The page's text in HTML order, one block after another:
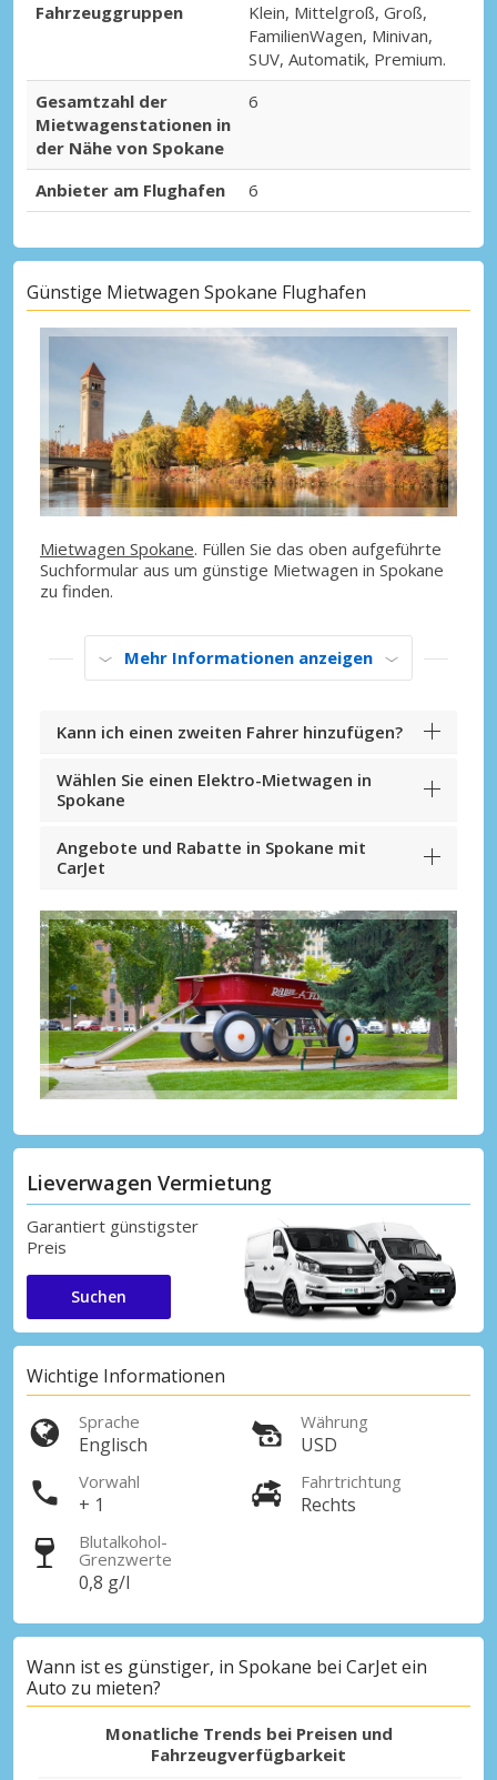
Fahrzeuggruppen
Klein, Mittelgroß, Groß,
FamilienWagen, Minivan,
SUV, Automatik, Premium.
Gesamtzahl der
Mietwagenstationen in
der Nähe von Spokane
6
Anbieter am Flughafen 6
Günstige Mietwagen Spokane Flughafen
Mietwagen Spokane. Füllen Sie das oben aufgeführte
Suchformular aus um günstige Mietwagen in Spokane
zu finden.
Mehr Informationen anzeigen
Kann ich einen zweiten Fahrer hinzufügen?
Wählen Sie einen Elektro-Mietwagen in
Spokane
Angebote und Rabatte in Spokane mit
CarJet
Lieverwagen Vermietung
Garantiert günstigster
Preis
Suchen
Wichtige Informationen
Sprache
Englisch
Währung
USD
Vorwahl
+ 1
Fahrtrichtung
Rechts
Blutalkohol-
Grenzwerte
0,8 g/l
Wann ist es günstiger, in Spokane bei CarJet ein
Auto zu mieten?
Monatliche Trends bei Preisen und
Fahrzeugverfügbarkeit